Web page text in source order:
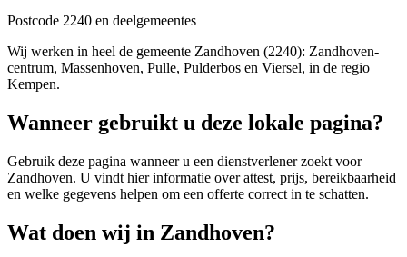
Postcode 2240 en deelgemeentes
Wij werken in heel de gemeente Zandhoven (2240): Zandhoven-
centrum, Massenhoven, Pulle, Pulderbos en Viersel, in de regio
Kempen.
Wanneer gebruikt u deze lokale pagina?
Gebruik deze pagina wanneer u een dienstverlener zoekt voor
Zandhoven. U vindt hier informatie over attest, prijs, bereikbaarheid
en welke gegevens helpen om een offerte correct in te schatten.
Wat doen wij in Zandhoven?